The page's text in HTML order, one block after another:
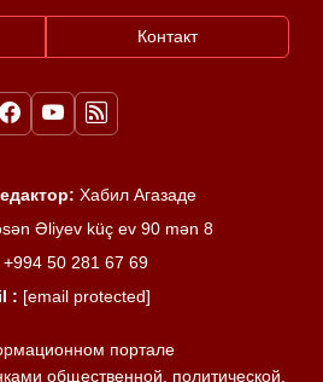
Контакт
Хабил Агазаде
Əliyev küç ev 90 mən 8
+994 50 281 67 69
: [email protected]
портале
общественной, политической,